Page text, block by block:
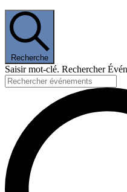
Recherche
Saisir mot-clé. Rechercher